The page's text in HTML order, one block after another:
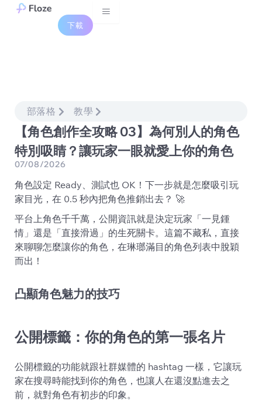
Skip
下載
部落格 教學
【角色創作全攻略 03】為何別人的角色
特別吸睛？讓玩家一眼就愛上你的角色
07/08/2026
角色設定 Ready、測試也 OK！下一步就是怎麼吸引玩
家目光，在 0.5 秒內把角色推銷出去？ 🚀
平台上角色千千萬，公開資訊就是決定玩家「一見鍾
情」還是「直接滑過」的生死關卡。這篇不藏私，直接
來聊聊怎麼讓你的角色，在琳瑯滿目的角色列表中脫穎
而出！
凸顯角色魅力的技巧
公開標籤：你的角色的第一張名片
公開標籤的功能就跟社群媒體的 hashtag 一樣，它讓玩
家在搜尋時能找到你的角色，也讓人在還沒點進去之
前，就對角色有初步的印象。